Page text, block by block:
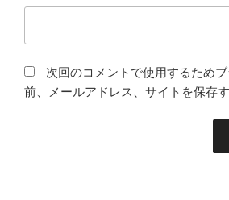
次回のコメントで使用するため
前、メールアドレス、サイトを保存す